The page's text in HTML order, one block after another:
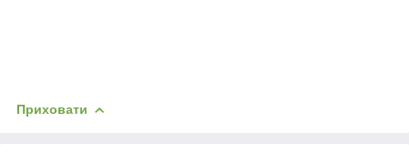
Приховати